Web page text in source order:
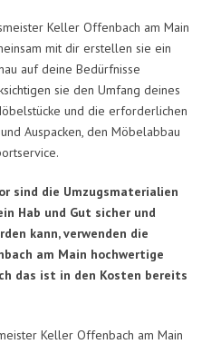
Keller Offenbach am Main
mit dir erstellen sie ein
auf deine Bedürfnisse
sie den Umfang deines
und die erforderlichen
Auspacken, den Möbelabbau
sind die Umzugsmaterialien
Hab und Gut sicher und
kann, verwenden die
am Main hochwertige
das ist in den Kosten bereits
Keller Offenbach am Main